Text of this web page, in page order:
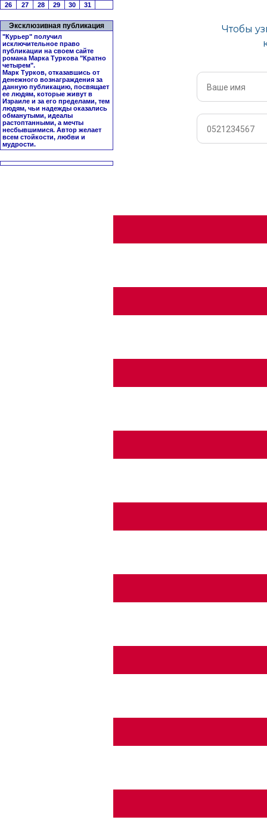
26
27 28 29 30 31
Эксклюзивная публикация
"Курьер" получил
исключительное право
публикации на своем сайте
романа Марка Туркова "Кратно
четырем".
Марк Турков, отказавшись от
денежного вознаграждения за
данную публикацию, посвящает
ее людям, которые живут в
Израиле и за его пределами, тем
людям, чьи надежды оказались
обманутыми, идеалы
растоптанными, а мечты
несбывшимися. Автор желает
всем стойкости, любви и
мудрости.